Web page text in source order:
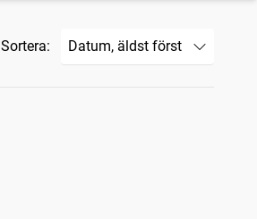
Sortera: